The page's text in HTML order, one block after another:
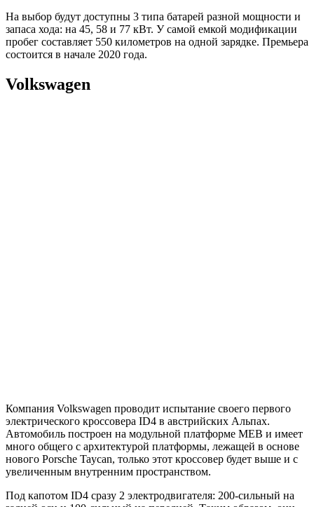
На выбор будут доступны 3 типа батарей разной мощности и
запаса хода: на 45, 58 и 77 кВт. У самой емкой модификации
пробег составляет 550 километров на одной зарядке. Премьера
состоится в начале 2020 года.
Volkswagen
Компания Volkswagen проводит испытание своего первого
электрического кроссовера ID4 в австрийских Альпах.
Автомобиль построен на модульной платформе MEB и имеет
много общего с архитектурой платформы, лежащей в основе
нового Porsche Taycan, только этот кроссовер будет выше и с
увеличенным внутренним пространством.
Под капотом ID4 сразу 2 электродвигателя: 200-сильный на